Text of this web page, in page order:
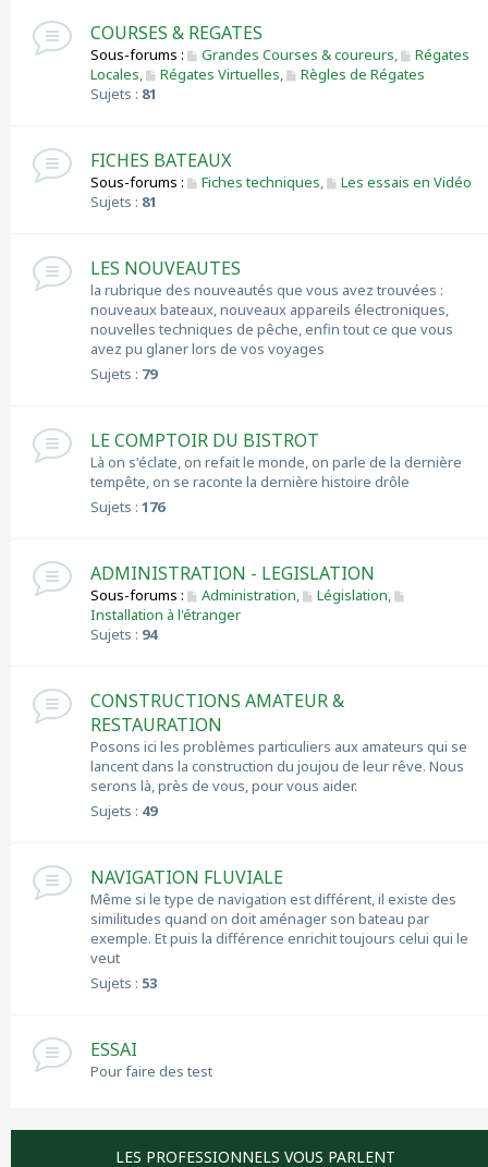
COURSES & REGATES
Sous-forums : Grandes Courses & coureurs,
Régates
Locales, Régates Virtuelles,
Règles de Régates
Sujets : 81
FICHES BATEAUX
Sous-forums : Fiches techniques,
Les essais en Vidéo
Sujets : 81
LES NOUVEAUTES
la rubrique des nouveautés que vous avez trouvées :
nouveaux bateaux, nouveaux appareils électroniques,
nouvelles techniques de pêche, enfin tout ce que vous
avez pu glaner lors de vos voyages
Sujets : 79
LE COMPTOIR DU BISTROT
Là on s'éclate, on refait le monde, on parle de la dernière
tempête, on se raconte la dernière histoire drôle
Sujets : 176
ADMINISTRATION - LEGISLATION
Sous-forums : Administration, Législation,
Installation à l'étranger
Sujets : 94
CONSTRUCTIONS AMATEUR &
RESTAURATION
Posons ici les problèmes particuliers aux amateurs qui se
lancent dans la construction du joujou de leur rêve. Nous
serons là, près de vous, pour vous aider.
Sujets : 49
NAVIGATION FLUVIALE
Même si le type de navigation est différent, il existe des
similitudes quand on doit aménager son bateau par
exemple. Et puis la différence enrichit toujours celui qui le
veut
Sujets : 53
ESSAI
Pour faire des test
LES PROFESSIONNELS VOUS PARLENT